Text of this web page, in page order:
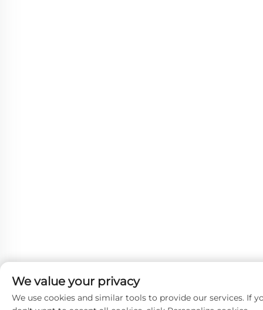
We value your privacy
We use cookies and similar tools to provide our services. If